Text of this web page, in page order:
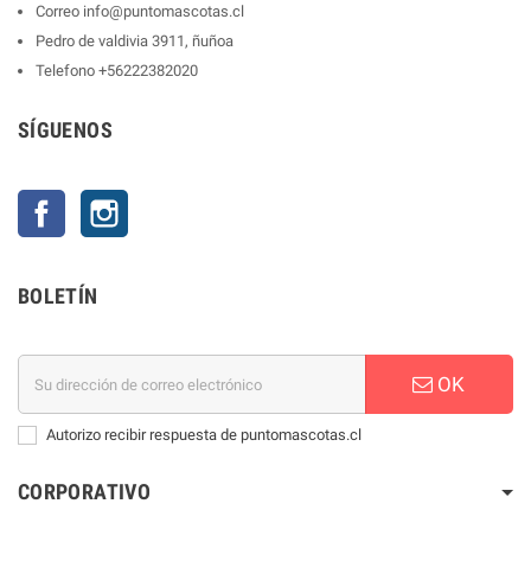
Correo info@puntomascotas.cl
Pedro de valdivia 3911, ñuñoa
Telefono +56222382020
SÍGUENOS
Facebook
BOLETÍN
OK
Autorizo recibir respuesta de puntomascotas.cl
CORPORATIVO